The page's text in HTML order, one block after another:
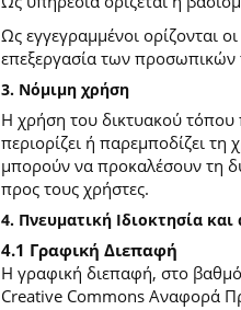
Ως εγγεγραμμένοι ορίζονται
επεξεργασία των προσωπικών
3. Νόμιμη χρήση
Η χρήση του δικτυακού τόπου
περιορίζει ή παρεμποδίζει
μπορούν να προκαλέσουν τη
προς τους χρήστες.
4. Πνευματική Ιδιοκτησία και
4.1 Γραφική Διεπαφή
Η γραφική διεπαφή, στο βαθμό
Creative Commons Αναφορά